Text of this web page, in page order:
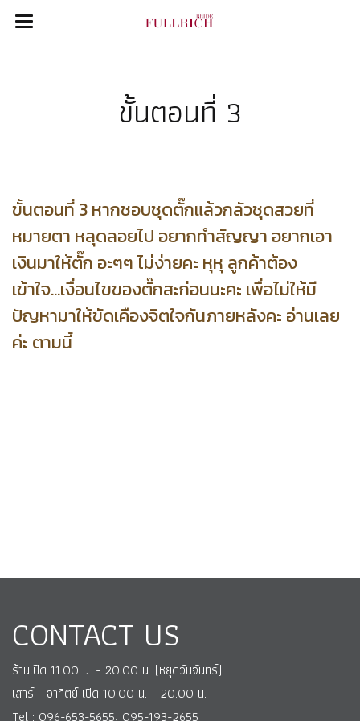
ขั้นตอนที่ 3
ขั้นตอนที่ 3 หากชอบชุดตั๊กแล้วกลัวชุดสวยที่
หมายตา หลุดลอยไป อยากทำสัญญา อยากเอา
เงินมาให้ตั๊ก อะๆๆ ไม่ง่ายคะ หุหุ ลูกค้าต้อง
เข้าใจ...เงื่อนไขของตั๊กสะก่อนนะคะ เพื่อไม่ให้มี
ปัญหามาให้ขัดเคืองจิตใจกันภายหลังคะ อ่านเลย
ค่ะ ตามนี้
CONTACT US
ร้านเปิด 11.00 น. - 20.00 น. (หยุดวันจันทร์)
เสาร์ - อาทิตย์ เปิด 10.00 น. - 20.00 น.
Tel : 096-653-5655, 095-193-2655